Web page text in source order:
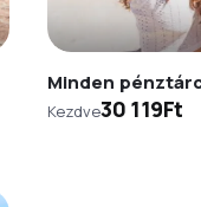
Minden
Kezdve30 119Ft